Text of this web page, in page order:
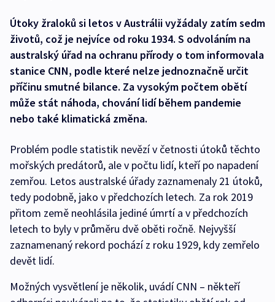
Útoky žraloků si letos v Austrálii vyžádaly zatím sedm
životů, což je nejvíce od roku 1934. S odvoláním na
australský úřad na ochranu přírody o tom informovala
stanice CNN, podle které nelze jednoznačně určit
příčinu smutné bilance. Za vysokým počtem obětí
může stát náhoda, chování lidí během pandemie
nebo také klimatická změna.
Problém podle statistik nevězí v četnosti útoků těchto
mořských predátorů, ale v počtu lidí, kteří po napadení
zemřou. Letos australské úřady zaznamenaly 21 útoků,
tedy podobně, jako v předchozích letech. Za rok 2019
přitom země neohlásila jediné úmrtí a v předchozích
letech to byly v průměru dvě oběti ročně. Nejvyšší
zaznamenaný rekord pochází z roku 1929, kdy zemřelo
devět lidí.
Možných vysvětlení je několik, uvádí CNN – někteří